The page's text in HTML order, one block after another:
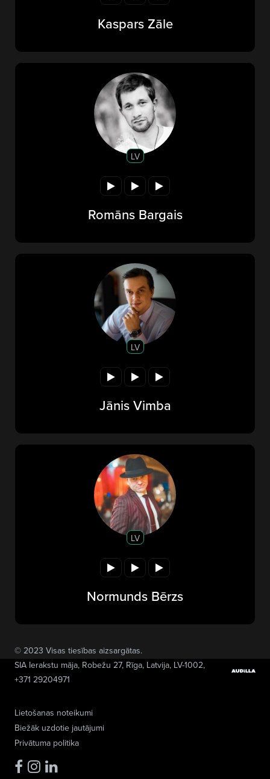
Kaspars Zāle
LV
Romāns Bargais
LV
Jānis Vimba
LV
Normunds Bērzs
Lietošanas noteikumi
Biežāk uzdotie jautājumi
Privātuma politika
© 2023 Visas tiesības aizsargātas.
SIA Ierakstu māja, Robežu 27, Rīga, Latvija, LV-1002,
+371 29204971